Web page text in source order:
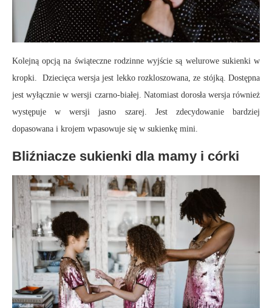
Kolejną opcją na świąteczne rodzinne wyjście są welurowe sukienki w
kropki. Dziecięca wersja jest lekko rozkloszowana, ze stójką. Dostępna
jest wyłącznie w wersji czarno-białej. Natomiast dorosła wersja również
występuje w wersji jasno szarej. Jest zdecydowanie bardziej
dopasowana i krojem wpasowuje się w sukienkę mini.
Bliźniacze sukienki dla mamy i córki